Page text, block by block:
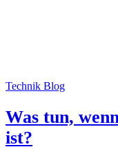
Technik Blog
Was tun,
ist?